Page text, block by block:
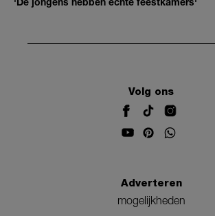
Volg ons
Adverteren
mogelijkheden